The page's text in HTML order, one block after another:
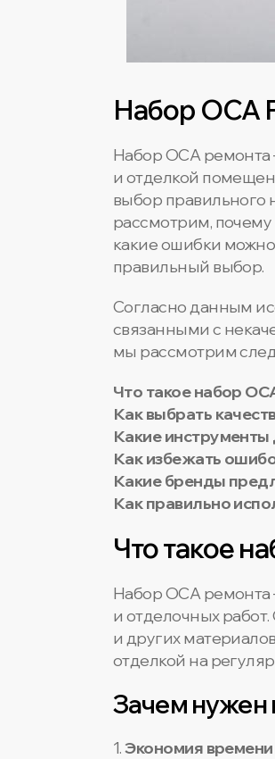
Набор OCA
Набор OCA
и отделкой
выбор правильного
рассмотрим, почему
какие ошибки
правильный выбор.
Согласно данным
связанными с
мы рассмотрим
Что такое набор
Как выбрать
Какие
Как избежать
Какие бренды
Как правильно
Что такое
Набор OCA
и отделочных
и других
отделкой на
Зачем нужен
1.Экономия времени